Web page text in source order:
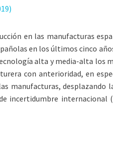
en las manufacturas
en los últimos cinco
alta y media-alta
con anterioridad, en
manufacturas,
incertidumbre